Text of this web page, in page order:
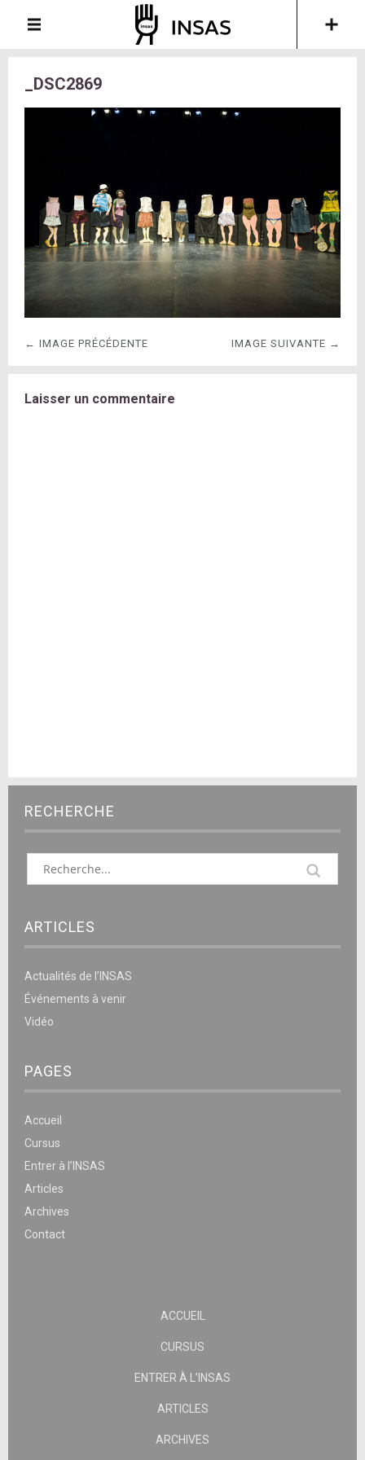
_DSC2869
← IMAGE PRÉCÉDENTE IMAGE SUIVANTE →
Laisser un commentaire
RECHERCHE
ARTICLES
Actualités de l’INSAS
Événements à venir
Vidéo
PAGES
Accueil
Cursus
Entrer à l’INSAS
Articles
Archives
Contact
ACCUEIL
CURSUS
ENTRER À L’INSAS
ARTICLES
ARCHIVES